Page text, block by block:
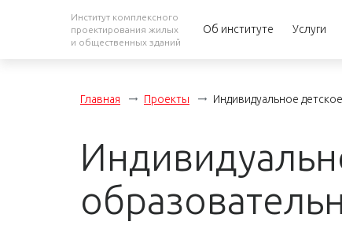
Институт комплексного
проектирования жилых
и общественных зданий
Об институте Услуги
Главная Проекты Индивидуальное